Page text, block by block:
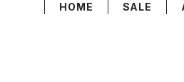
HOME SALE